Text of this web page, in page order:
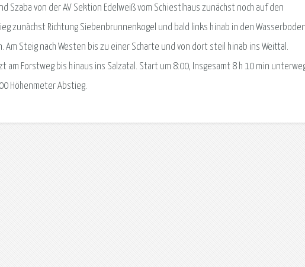
Szaba von der AV Sektion Edelweiß vom Schiestlhaus zunächst noch auf den
zunächst Richtung Siebenbrunnenkogel und bald links hinab in den Wasserboden
Am Steig nach Westen bis zu einer Scharte und von dort steil hinab ins Weittal.
am Forstweg bis hinaus ins Salzatal. Start um 8:00, Insgesamt 8 h 10 min
Höhenmeter Abstieg.